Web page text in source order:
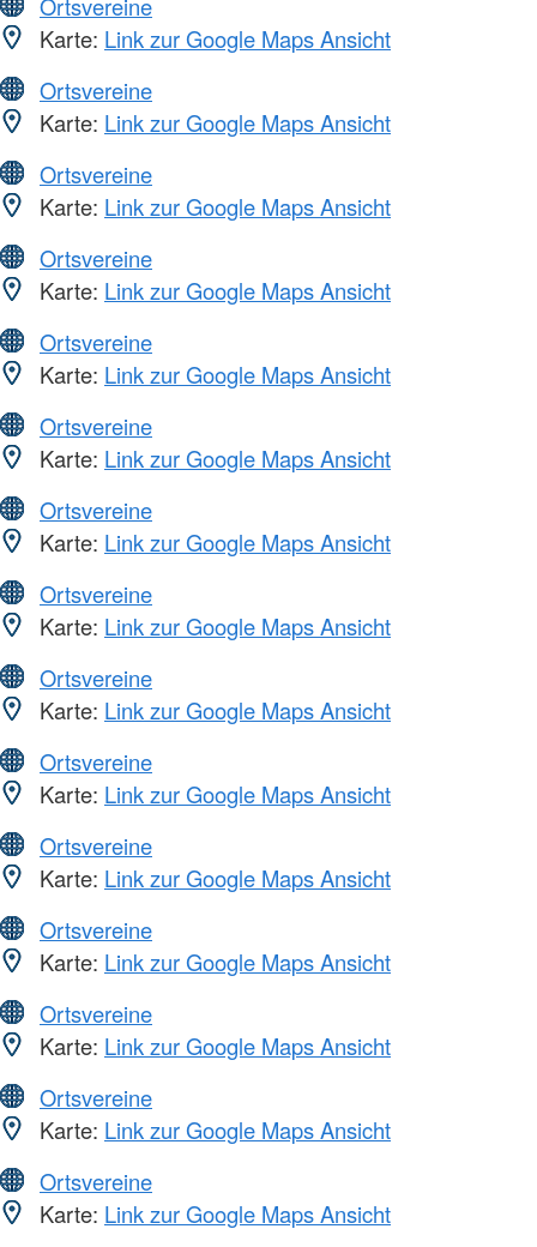
Karte: Link zur Google Maps Ansicht
Ortsvereine
Karte: Link zur Google Maps Ansicht
Ortsvereine
Karte: Link zur Google Maps Ansicht
Ortsvereine
Karte: Link zur Google Maps Ansicht
Ortsvereine
Karte: Link zur Google Maps Ansicht
Ortsvereine
Karte: Link zur Google Maps Ansicht
Ortsvereine
Karte: Link zur Google Maps Ansicht
Ortsvereine
Karte: Link zur Google Maps Ansicht
Ortsvereine
Karte: Link zur Google Maps Ansicht
Ortsvereine
Karte: Link zur Google Maps Ansicht
Ortsvereine
Karte: Link zur Google Maps Ansicht
Ortsvereine
Karte: Link zur Google Maps Ansicht
Ortsvereine
Karte: Link zur Google Maps Ansicht
Ortsvereine
Karte: Link zur Google Maps Ansicht
Ortsvereine
Karte: Link zur Google Maps Ansicht